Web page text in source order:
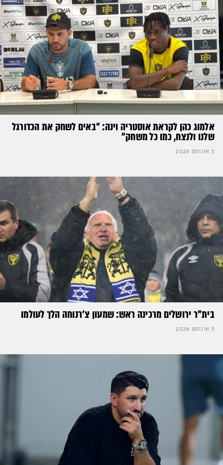
אלמוג כהן לקראת אוסטריה וינה: ״באים לשחק את הכדורגל
שלנו ולנצח, כמו כל משחק״
5 אוגוסט 2026
בית"ר ירושלים מרכינה ראש: שמעון צ'רנוחה הלך לעולמו
5 אוגוסט 2026